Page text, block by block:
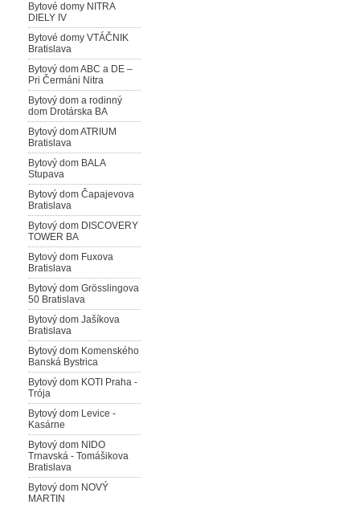
Bytové domy NITRA
DIELY IV
Bytové domy VTÁČNIK
Bratislava
Bytový dom ABC a DE –
Pri Čermáni Nitra
Bytový dom a rodinný
dom Drotárska BA
Bytový dom ATRIUM
Bratislava
Bytový dom BALA
Stupava
Bytový dom Čapajevova
Bratislava
Bytový dom DISCOVERY
TOWER BA
Bytový dom Fuxova
Bratislava
Bytový dom Grösslingova
50 Bratislava
Bytový dom Jašíkova
Bratislava
Bytový dom Komenského
Banská Bystrica
Bytový dom KOTI Praha -
Trója
Bytový dom Levice -
Kasárne
Bytový dom NIDO
Trnavská - Tomášikova
Bratislava
Bytový dom NOVÝ
MARTIN